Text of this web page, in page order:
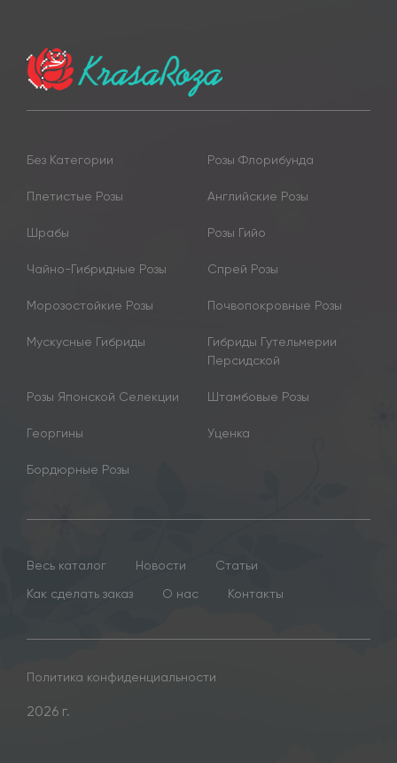
Без Категории Розы Флорибунда
Плетистые Розы Английские Розы
Шрабы Розы Гийо
Чайно-Гибридные Розы Спрей Розы
Морозостойкие Розы Почвопокровные Розы
Мускусные Гибриды
Гибриды Гутельмерии
Персидской
Розы Японской Селекции Штамбовые Розы
Георгины Уценка
Бордюрные Розы
Весь каталог Новости
Статьи
Как сделать заказ
О нас Контакты
Политика конфиденциальности
2026 г.